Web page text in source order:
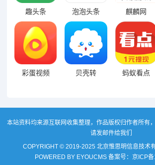
趣头条 泡泡头条 麒麟网
彩蛋视频 贝壳转 蚂蚁看点
本站资料均来源互联网收集整理，作品版权归作者所有
请发邮件给我们
COPYRIGHT © 2019-2025 北京惟思明信息技术
POWERED BY EYOUCMS 备案号： 京ICP